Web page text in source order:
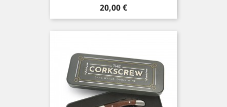
Prix
20,00 €